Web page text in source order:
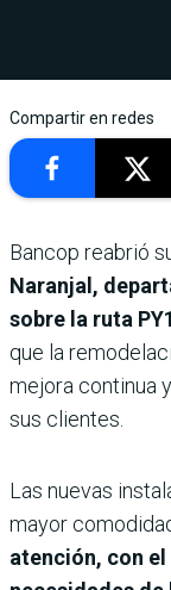
Compartir en redes
Bancop reabrió
Naranjal,
sobre la ruta
que la
mejora continua
sus clientes.
Las nuevas
mayor
atención, con